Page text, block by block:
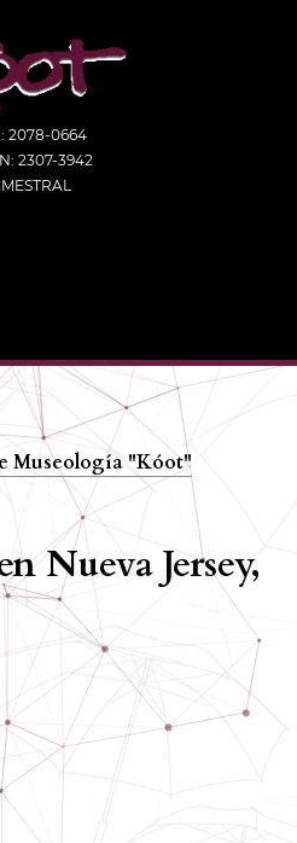
2078-0664
2307-3942
IDIOMA ACTUAL ES:
Museología "Kóot"
Nueva Jersey,